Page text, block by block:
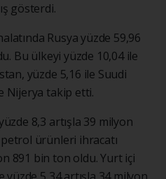
gösterdi.
Rusya yüzde 59,96
Bu ülkeyi yüzde 10,04 ile
yüzde 5,16 ile Suudi
Nijerya takip etti.
8,3 artışla 39 milyon
ürünleri ihracatı
891 bin ton oldu. Yurt içi